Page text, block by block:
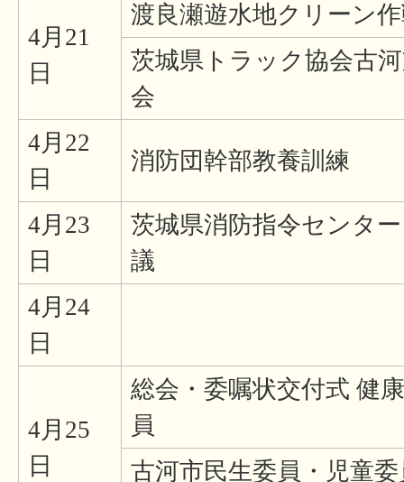
4月21
日
渡良瀬遊水地クリーン
茨城県トラック協会古
会
4月22
日
消防団幹部教養訓練
4月23
日
茨城県消防指令センタ
議
4月24
日
4月25
日
総会・委嘱状交付式 健
員
古河市民生委員・児童